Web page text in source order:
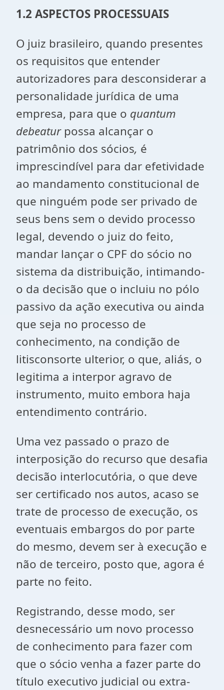
1.2 ASPECTOS PROCESSUAIS
O juiz brasileiro, quando presentes
os requisitos que entender
autorizadores para desconsiderar a
personalidade jurídica de uma
empresa, para que o quantum
debeatur possa alcançar o
patrimônio dos sócios, é
imprescindível para dar efetividade
ao mandamento constitucional de
que ninguém pode ser privado de
seus bens sem o devido processo
legal, devendo o juiz do feito,
mandar lançar o CPF do sócio no
sistema da distribuição, intimando-
o da decisão que o incluiu no pólo
passivo da ação executiva ou ainda
que seja no processo de
conhecimento, na condição de
litisconsorte ulterior, o que, aliás, o
legitima a interpor agravo de
instrumento, muito embora haja
entendimento contrário.
Uma vez passado o prazo de
interposição do recurso que desafia
decisão interlocutória, o que deve
ser certificado nos autos, acaso se
trate de processo de execução, os
eventuais embargos do por parte
do mesmo, devem ser à execução e
não de terceiro, posto que, agora é
parte no feito.
Registrando, desse modo, ser
desnecessário um novo processo
de conhecimento para fazer com
que o sócio venha a fazer parte do
título executivo judicial ou extra-